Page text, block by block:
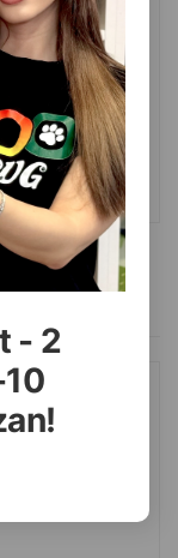
- 2
Купить
ДЛЯ ВЗРОСЛЫХ